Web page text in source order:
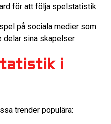
för att följa spelstatistik
på sociala medier som
delar sina skapelser.
i
trender populära: